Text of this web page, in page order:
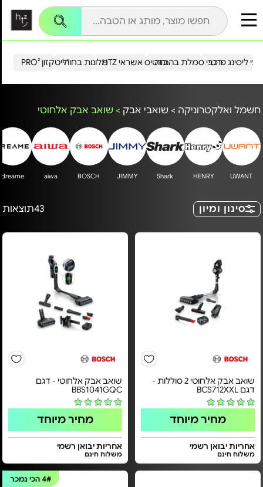
הייטקזון PRO²מלונות בחו"ל כרטיס אשראי HTZ ליסינג פרטירכבי סמלת בהנחה
חשמל ואלקטרוניקה > שואבי אבק > שואב אבק אלחוטי
UWANT
HENRY
Shark
JIMMY
BOSCH
aiwa
dreame
סינון ומיון 43תוצאות
שואב אבק אלחוטי 2 סוללות -
דגם BCS712XXL
מחיר מיוחד
אחריות יבואן רשמי
משלוח חינם
שואב אבק אלחוטי - דגם
BBS1041GQC
מחיר מיוחד
אחריות יבואן רשמי
משלוח חינם
4#הכי נמכר